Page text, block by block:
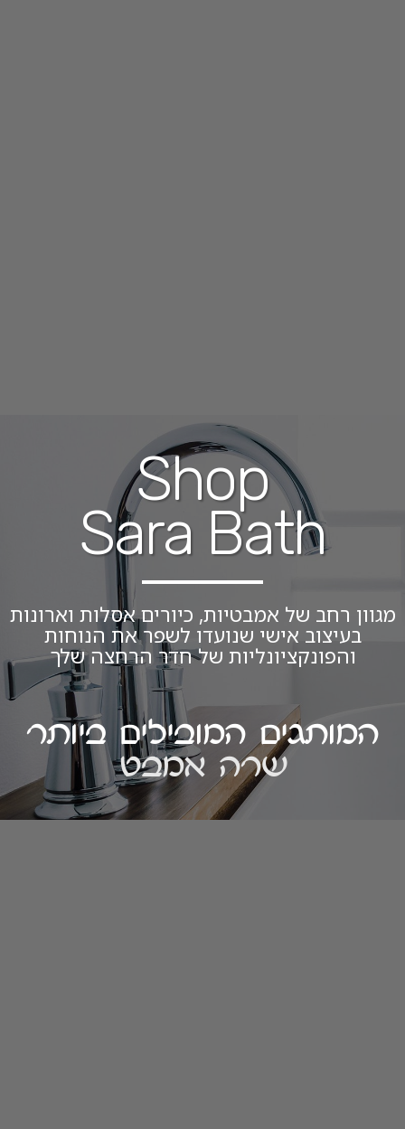
Shop
Sara Bath
מגוון רחב של אמבטיות, כיורים אסלות וארונות
בעיצוב אישי שנועדו לשפר את הנוחות
והפונקציונליות של חדר הרחצה שלך
המותגים המובילים ביותר
שרה אמבט